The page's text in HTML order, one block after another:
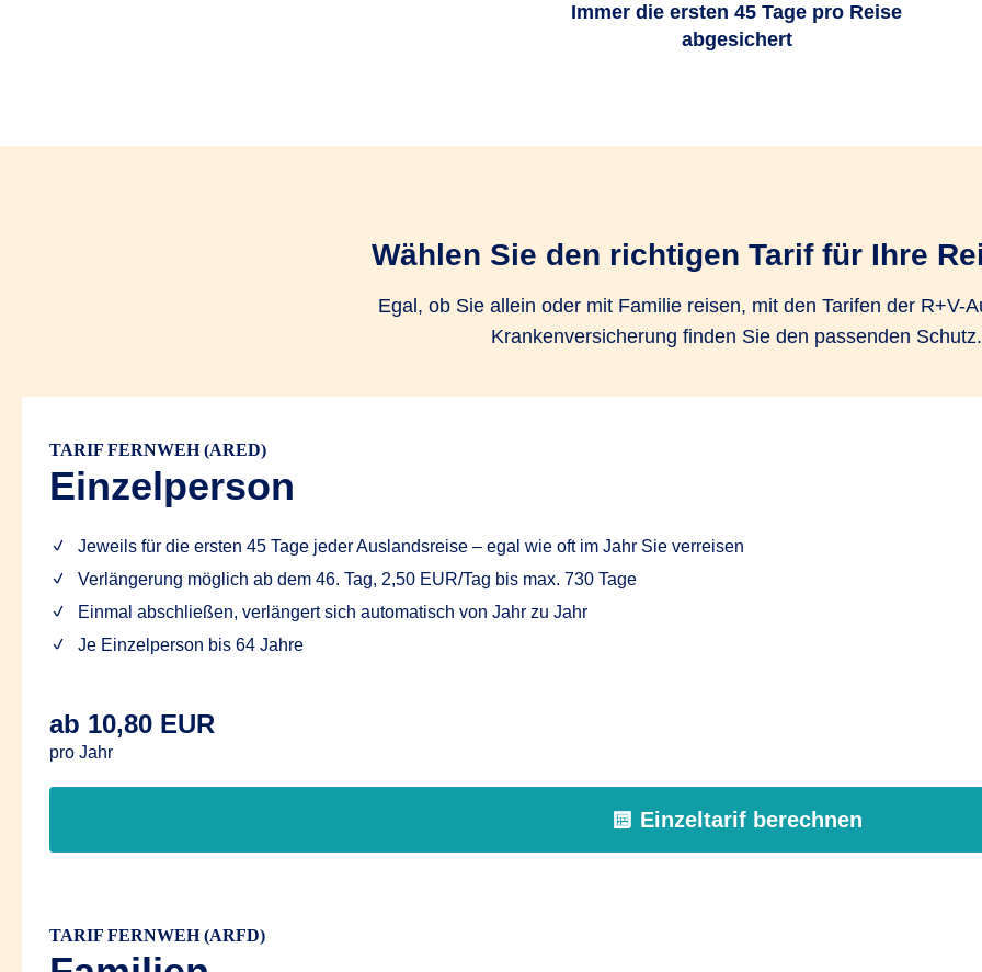
Immer die ersten 45 Tage pro Reise
abgesichert
Wählen Sie den richtigen Tarif für Ihre
Egal, ob Sie allein oder mit Familie reisen, mit den Tarifen der R+V-
Krankenversicherung finden Sie den passenden Schutz.
TARIF FERNWEH (ARED)
Einzelperson
Jeweils für die ersten 45 Tage jeder Auslandsreise – egal wie oft im Jahr Sie verreisen
Verlängerung möglich ab dem 46. Tag, 2,50 EUR/Tag bis max. 730 Tage
Einmal abschließen, verlängert sich automatisch von Jahr zu Jahr
Je Einzelperson bis 64 Jahre
ab 10,80 EUR
pro Jahr
Einzeltarif berechnen
TARIF FERNWEH (ARFD)